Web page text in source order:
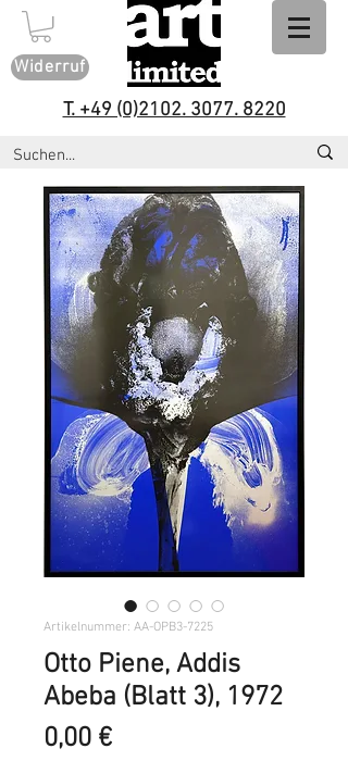
Widerruf
T. +49 (0)2102. 3077. 8220
Artikelnummer: AA-OPB3-7225
Otto Piene, Addis
Abeba (Blatt 3), 1972
0,00 €Preis